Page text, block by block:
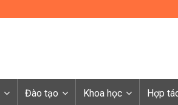
Đào tạo Khoa học Hợp